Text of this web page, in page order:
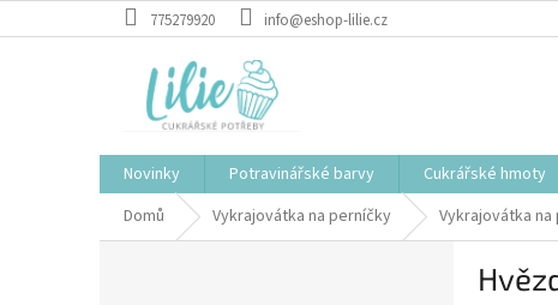
na
775279920 info@eshop-lilie.cz
Novinky Potravinářské barvy Cukrářské hmoty
Domů
Vykrajovátka na perníčky Vykrajovátka